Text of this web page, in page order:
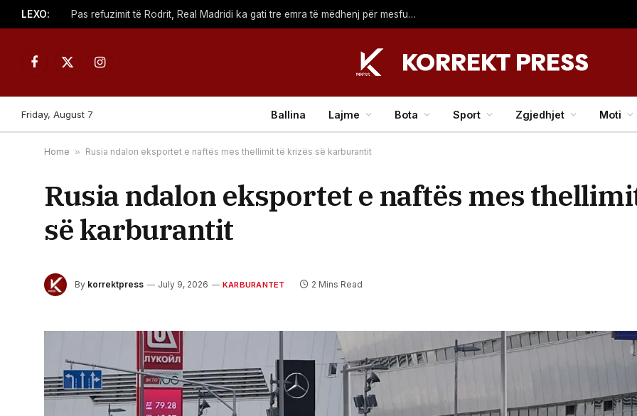
LEXO: Pas refuzimit të Rodrit, Real Madridi ka gati tre emra të mëdhenj për mesfushën
Facebook
X
Instagram
Friday, August 7 Ballina Lajme Bota Sport Zgjedhjet Moti
Home » Rusia ndalon eksportet e naftës mes thellimit të krizës së karburantit
Rusia ndalon eksportet e naftës mes
së karburantit
By korrektpress July 9, 2026 KARBURANTET 2 Mins Read